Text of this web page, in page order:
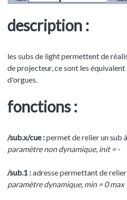
description :
les subs de light permettent de
de projecteur, ce sont les
d'orgues.
fonctions :
/sub.x/cue :permet de relier un sub
paramètre non dynamique, init = -
/sub.1 :adresse permettant de
paramètre dynamique, min = 0 max